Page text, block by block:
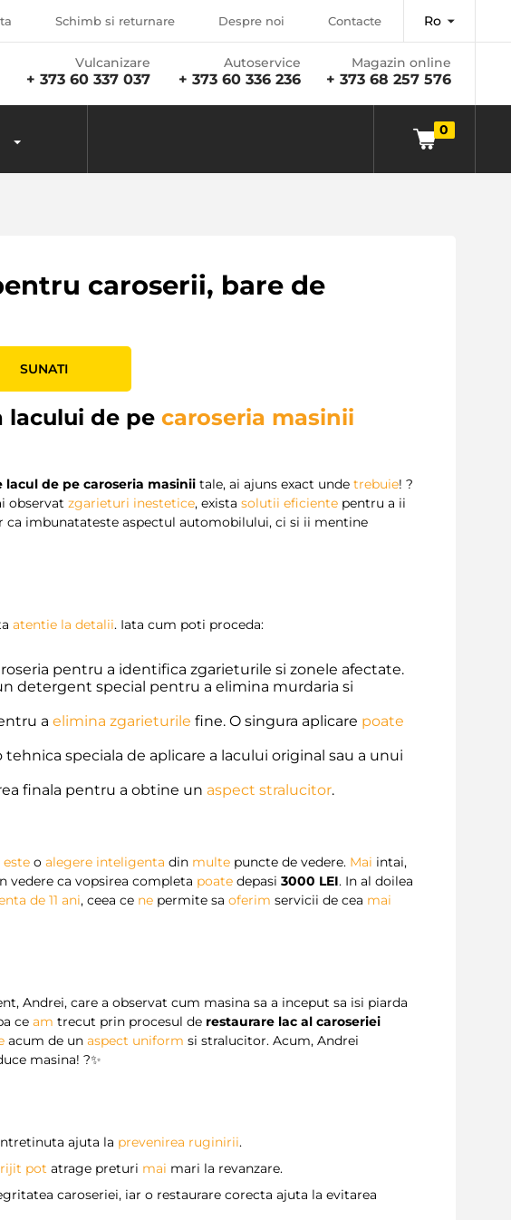
Schimb si returnare Despre noi Contacte Ro
Vulcanizare
+ 373 60 337 037
Autoservice
+ 373 60 336 236
Magazin online
+ 373 68 257 576
0
caroserii, bare de
SUNATI
lacului de pecaroseria masinii
lacul de pe caroseria masinii tale, ai ajuns exact undetrebuie! ?
observatzgarieturi inestetice, existasolutii eficiente pentru a ii
ca imbunatateste aspectul automobilului, ci si ii mentine
atentie la detalii. Iata cum poti proceda:
pentru a identifica zgarieturile si zonele afectate.
detergent special pentru a elimina murdaria si
aelimina zgarieturile fine. O singura aplicare poate
tehnica speciala de aplicare a lacului original sau a unui
finala pentru a obtine un aspect stralucitor.
este oalegere inteligenta din multe puncte de vedere. Mai intai,
vedere ca vopsirea completa poate depasi3000 LEI. In al doilea
de 11 ani, ceea ce ne permite saoferim servicii de cea mai
Andrei, care a observat cum masina sa a inceput sa isi piarda
ceam trecut prin procesul de restaurare lac al caroseriei
acum de unaspect uniform si stralucitor. Acum, Andrei
masina! ?✨
ajuta la prevenirea ruginirii.
pot atrage preturi mai mari la revanzare.
caroseriei, iar o restaurare corecta ajuta la evitarea